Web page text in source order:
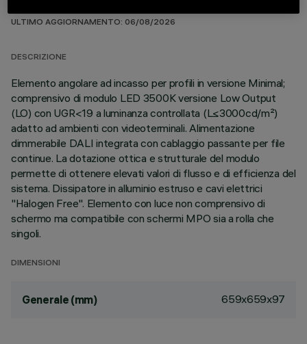
ULTIMO AGGIORNAMENTO: 06/08/2026
DESCRIZIONE
Elemento angolare ad incasso per profili in versione Minimal;
comprensivo di modulo LED 3500K versione Low Output
(LO) con UGR<19 a luminanza controllata (L≤3000cd/m²)
adatto ad ambienti con videoterminali. Alimentazione
dimmerabile DALI integrata con cablaggio passante per file
continue. La dotazione ottica e strutturale del modulo
permette di ottenere elevati valori di flusso e di efficienza del
sistema. Dissipatore in alluminio estruso e cavi elettrici
"Halogen Free". Elemento con luce non comprensivo di
schermo ma compatibile con schermi MPO sia a rolla che
singoli.
DIMENSIONI
Generale (mm) 659x659x97